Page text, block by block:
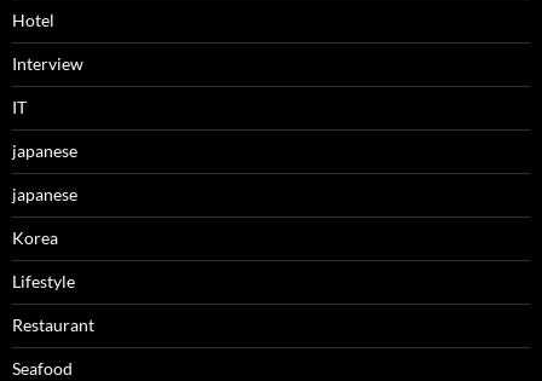
Hotel
Interview
IT
japanese
japanese
Korea
Lifestyle
Restaurant
Seafood